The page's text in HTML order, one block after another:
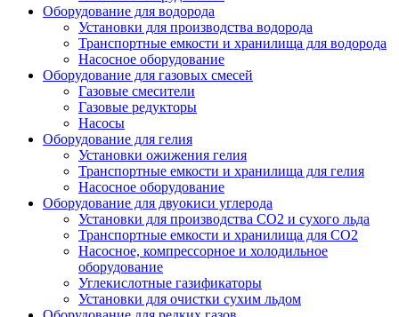
Оборудование для водорода
Установки для производства водорода
Транспортные емкости и хранилища для водорода
Насосное оборудование
Оборудование для газовых смесей
Газовые смесители
Газовые редукторы
Насосы
Оборудование для гелия
Установки ожижения гелия
Транспортные емкости и хранилища для гелия
Насосное оборудование
Оборудование для двуокиси углерода
Установки для производства СО2 и сухого льда
Транспортные емкости и хранилища для CO2
Насосное, компрессорное и холодильное
оборудование
Углекислотные газификаторы
Установки для очистки сухим льдом